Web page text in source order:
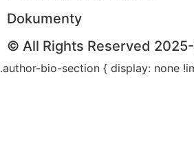
Dokumenty
© All Rights Reserved
.author-bio-section { display: none